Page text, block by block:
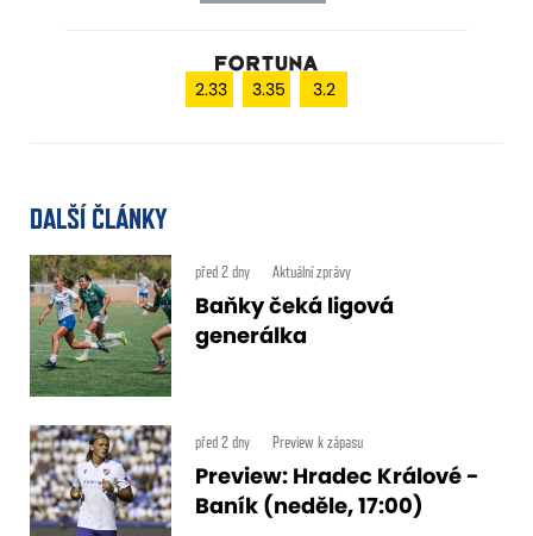
2.33 3.35 3.2
DALŠÍ ČLÁNKY
před 2 dny Aktuální zprávy
Baňky čeká ligová
generálka
před 2 dny Preview k zápasu
Preview: Hradec Králové -
Baník (neděle, 17:00)